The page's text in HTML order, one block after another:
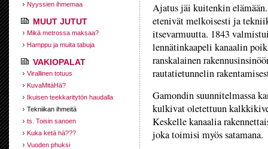
Nyyssien ihmemaa
MUUT JUTUT
Mikä metrossa maksaa?
Hamppu ja muita tabuja
VAKIOPALAT
Virallinen totuus
KuvaMitäHä?
Ikuisen teekkaritytön haudalla
Tekniikan ihmeitä
ts. Toisin sanoen
Kuka ketä hä???
Vuoden phuksi
Ajatus jäi kuitenkin
etenivät melkoisesti ja
itsevarmuutta. 1843
lennätinkaapeli kanaalin
ranskalainen
rautatietunnelin
Gamondin suunnitelmassa
kulkivat oletettuun
Keskelle kanaalia
joka toimisi myös satamana.